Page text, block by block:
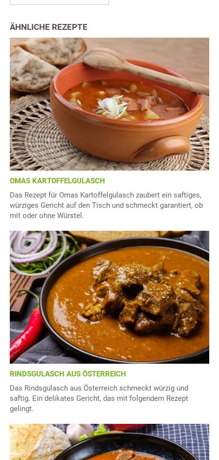
ÄHNLICHE REZEPTE
OMAS KARTOFFELGULASCH
Das Rezept für Omas Kartoffelgulasch zaubert ein saftiges,
würziges Gericht auf den Tisch und schmeckt garantiert, ob
mit oder ohne Würstel.
RINDSGULASCH AUS ÖSTERREICH
Das Rindsgulasch aus Österreich schmeckt würzig und
saftig. Ein delikates Gericht, das mit folgendem Rezept
gelingt.